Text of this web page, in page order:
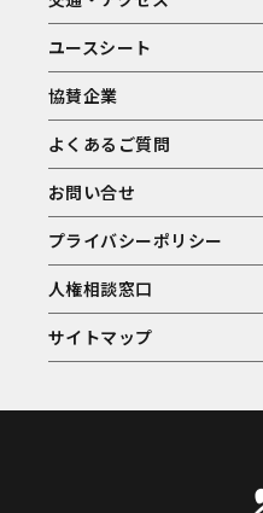
ユースシート
協賛企業
よくあるご質問
お問い合せ
プライバシーポリシー
人権相談窓口
サイトマップ